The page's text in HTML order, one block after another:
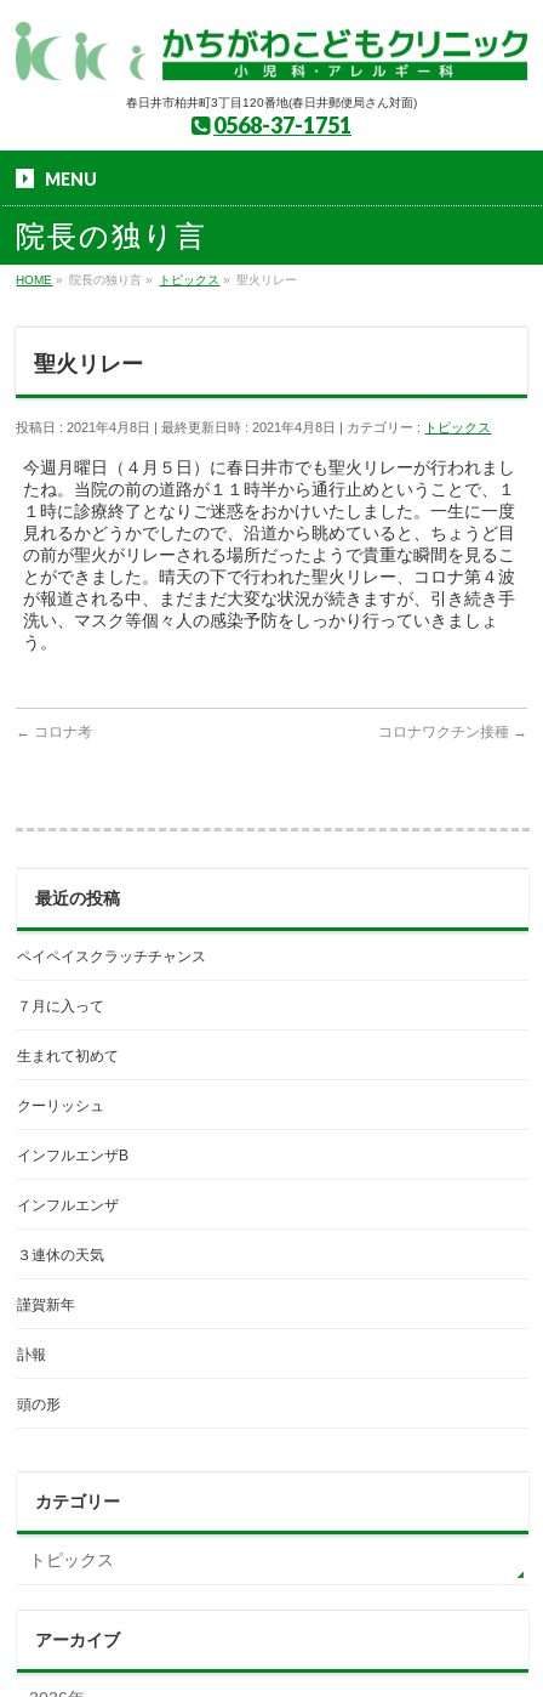
春日井市柏井町3丁目120番地(春日井郵便局さん対面)
0568-37-1751
MENU
院長の独り言
HOME » 院長の独り言 » トピックス » 聖火リレー
聖火リレー
投稿日 : 2021年4月8日 最終更新日時 : 2021年4月8日 カテゴリー : トピックス
今週月曜日（４月５日）に春日井市でも聖火リレーが行われまし
たね。当院の前の道路が１１時半から通行止めということで、１
１時に診療終了となりご迷惑をおかけいたしました。一生に一度
見れるかどうかでしたので、沿道から眺めていると、ちょうど目
の前が聖火がリレーされる場所だったようで貴重な瞬間を見るこ
とができました。晴天の下で行われた聖火リレー、コロナ第４波
が報道される中、まだまだ大変な状況が続きますが、引き続き手
洗い、マスク等個々人の感染予防をしっかり行っていきましょ
う。
← コロナ考 コロナワクチン接種 →
最近の投稿
ペイペイスクラッチチャンス
７月に入って
生まれて初めて
クーリッシュ
インフルエンザB
インフルエンザ
３連休の天気
謹賀新年
訃報
頭の形
カテゴリー
トピックス
アーカイブ